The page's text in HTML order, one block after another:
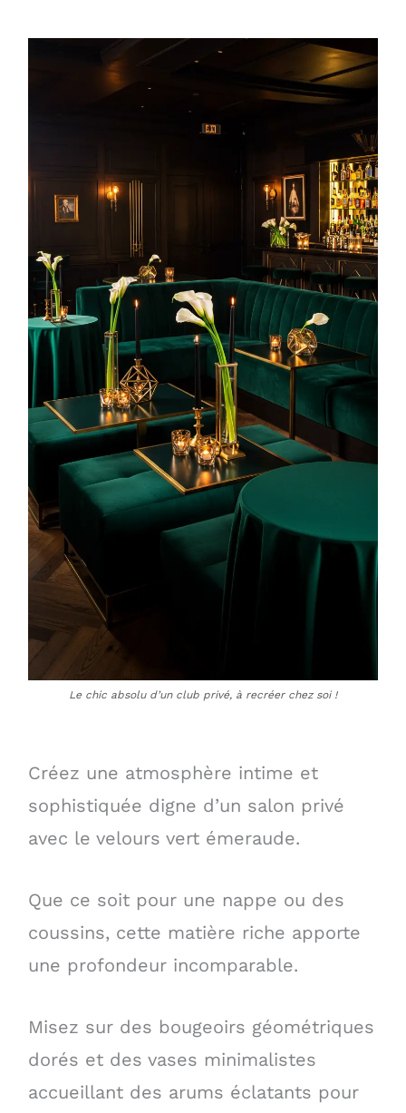
Le chic absolu d’un club privé, à recréer chez soi !
Créez une atmosphère intime et
sophistiquée digne d’un salon privé
avec le velours vert émeraude.
Que ce soit pour une nappe ou des
coussins, cette matière riche apporte
une profondeur incomparable.
Misez sur des bougeoirs géométriques
dorés et des vases minimalistes
accueillant des arums éclatants pour